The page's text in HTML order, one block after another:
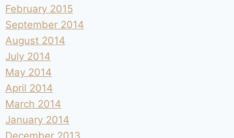
andre 2018.04.12
February 2015
September 2014
August 2014
July 2014
May 2014
April 2014
March 2014
January 2014
December 2013